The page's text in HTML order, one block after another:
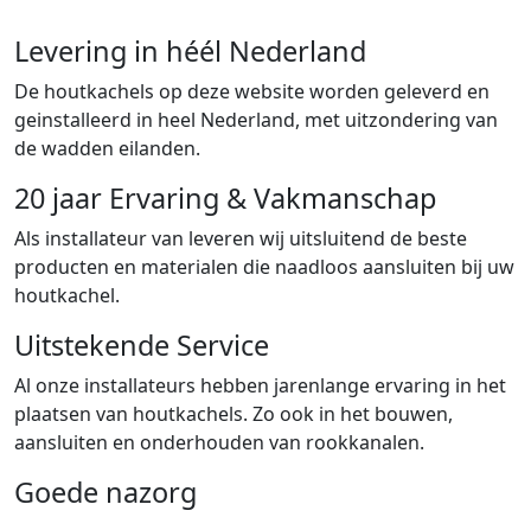
Levering in héél Nederland
De houtkachels op deze website worden geleverd en
geinstalleerd in heel Nederland, met uitzondering van
de wadden eilanden.
20 jaar Ervaring & Vakmanschap
Als installateur van leveren wij uitsluitend de beste
producten en materialen die naadloos aansluiten bij uw
houtkachel.
Uitstekende Service
Al onze installateurs hebben jarenlange ervaring in het
plaatsen van houtkachels. Zo ook in het bouwen,
aansluiten en onderhouden van rookkanalen.
Goede nazorg